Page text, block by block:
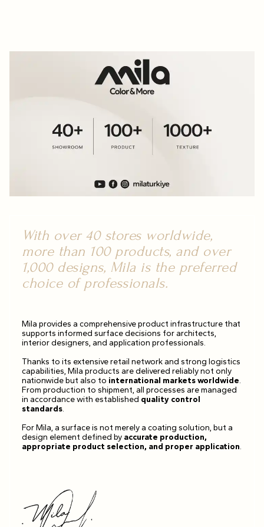
With over 40 stores worldwide,
more than 100 products, and over
1,000 designs, Mila is the preferred
choice of professionals.
Mila provides a comprehensive product infrastructure that
supports informed surface decisions for architects,
interior designers, and application professionals.
Thanks to its extensive retail network and strong logistics
capabilities, Mila products are delivered reliably not only
nationwide but also to international markets worldwide.
From production to shipment, all processes are managed
in accordance with established quality control
standards.
For Mila, a surface is not merely a coating solution, but a
design element defined by accurate production,
appropriate product selection, and proper application.